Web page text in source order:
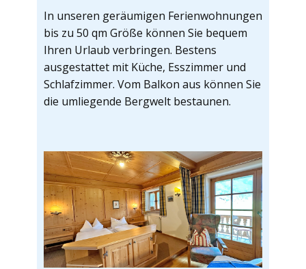
In unseren geräumigen Ferienwohnungen
bis zu 50 qm Größe können Sie bequem
Ihren Urlaub verbringen. Bestens
ausgestattet mit Küche, Esszimmer und
Schlafzimmer. Vom Balkon aus können Sie
die umliegende Bergwelt bestaunen.